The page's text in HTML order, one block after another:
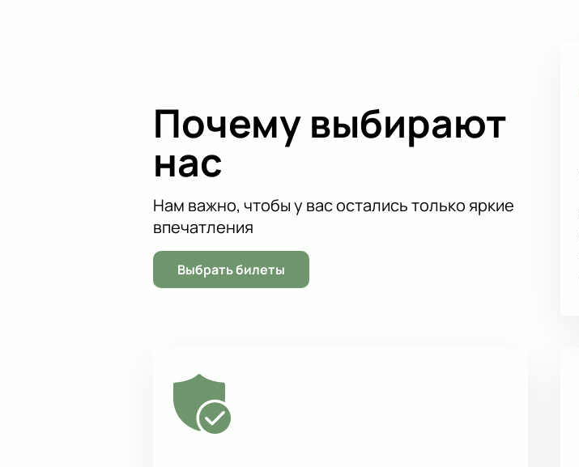
Почему выбирают
нас
Нам важно, чтобы у вас остались только яркие
впечатления
Выбрать билеты